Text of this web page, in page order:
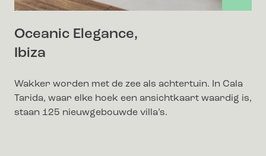
Oceanic Elegance,
Ibiza
Wakker worden met de zee als achtertuin. In Cala
Tarida, waar elke hoek een ansichtkaart waardig is,
staan 125 nieuwgebouwde villa’s.